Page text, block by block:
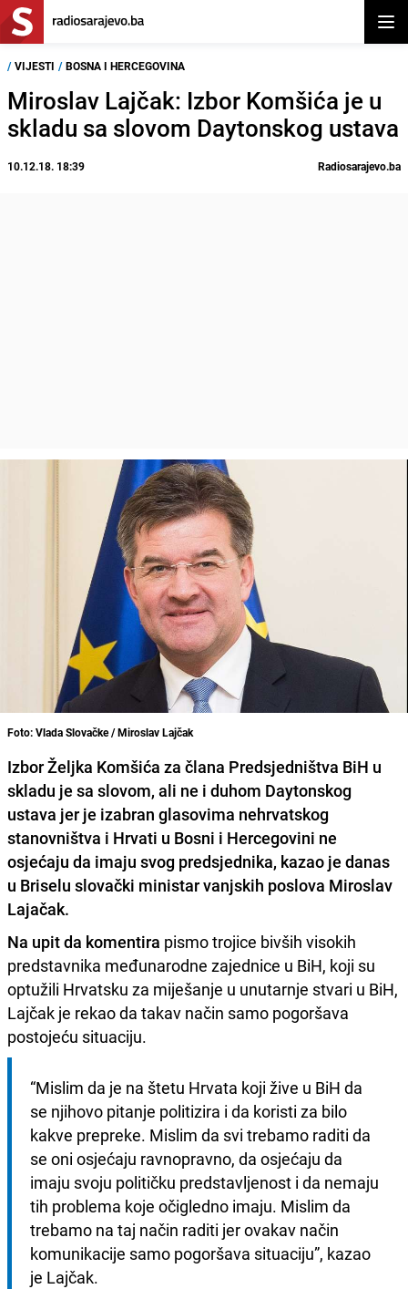
/ VIJESTI / BOSNA I HERCEGOVINA
Miroslav Lajčak: Izbor Komšića je u
skladu sa slovom Daytonskog ustava
10.12.18. 18:39 Radiosarajevo.ba
Foto: Vlada Slovačke / Miroslav Lajčak
IzborŽeljka Komšića za člana Predsjedništva BiH u
skladu je sa slovom, ali ne i duhom Daytonskog
ustava jer je izabran glasovima nehrvatskog
stanovništva i Hrvati u Bosni i Hercegovini ne
osjećaju da imaju svog predsjednika, kazao je danas
u Briselu slovački ministar vanjskih poslova Miroslav
Lajačak.
Na upit da komentira pismo trojice bivših visokih
predstavnika međunarodne zajednice u BiH, koji su
optužili Hrvatsku za miješanje u unutarnje stvari u BiH,
Lajčak je rekao da takav način samo pogoršava
postojeću situaciju.
“Mislim da je na štetu Hrvata koji žive u BiH da
se njihovo pitanje politizira i da koristi za bilo
kakve prepreke. Mislim da svi trebamo raditi da
se oni osjećaju ravnopravno, da osjećaju da
imaju svoju političku predstavljenost i da nemaju
tih problema koje očigledno imaju. Mislim da
trebamo na taj način raditi jer ovakav način
komunikacije samo pogoršava situaciju”, kazao
je Lajčak.